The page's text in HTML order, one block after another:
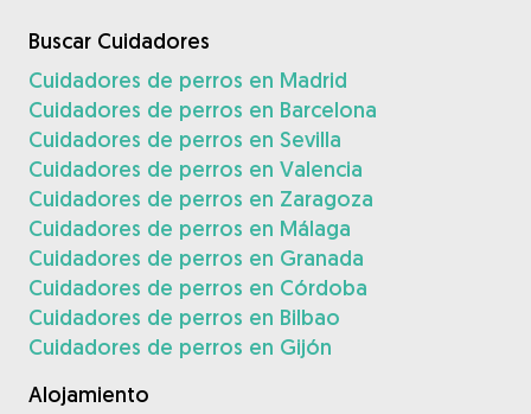
Buscar Cuidadores
Cuidadores de perros en Madrid
Cuidadores de perros en Barcelona
Cuidadores de perros en Sevilla
Cuidadores de perros en Valencia
Cuidadores de perros en Zaragoza
Cuidadores de perros en Málaga
Cuidadores de perros en Granada
Cuidadores de perros en Córdoba
Cuidadores de perros en Bilbao
Cuidadores de perros en Gijón
Alojamiento